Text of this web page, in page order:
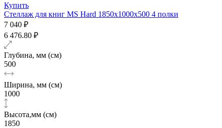
Купить
Стеллаж для книг MS Hard 1850х1000x500 4 полки
7 040 ₽
6 476.80 ₽
Глубина, мм (см)
500
Ширина, мм (см)
1000
Высота,мм (см)
1850